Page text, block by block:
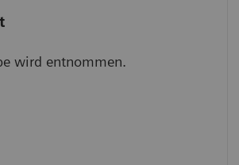
wird entnommen.
können mit